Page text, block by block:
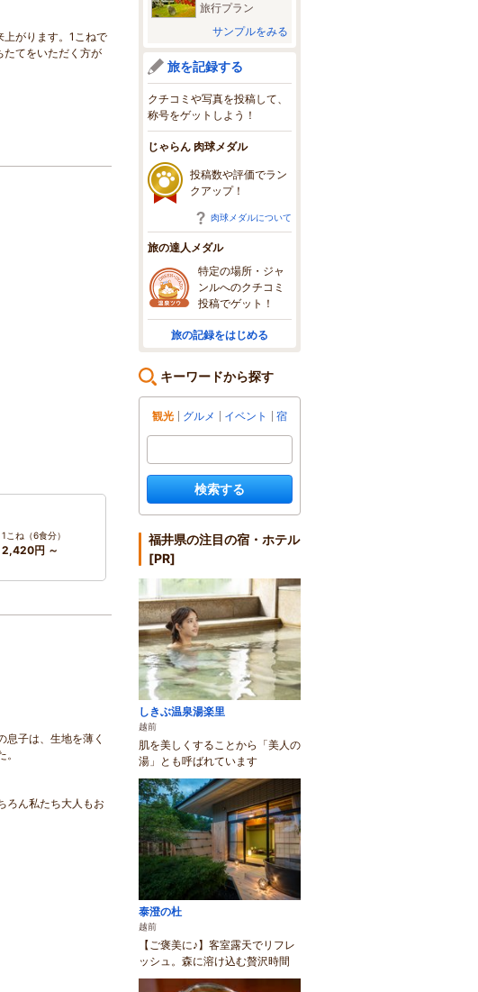
がります。1こねで
たてをいただく方が
1こね（6食分）
2,420円 ～
子は、生地を薄く
ろん私たち大人もお
旅行プラン
サンプルをみる
旅を記録する
クチコミや写真を投稿して、
称号をゲットしよう！
じゃらん 肉球メダル
投稿数や評価でラン
クアップ！
肉球メダルについて
旅の達人メダル
特定の場所・ジャ
ンルへのクチコミ
投稿でゲット！
旅の記録をはじめる
キーワードから探す
観光 グルメ イベント 宿
検索する
福井県の注目の宿・ホテル
[PR]
しきぶ温泉湯楽里
越前
肌を美しくすることから「美人の
湯」とも呼ばれています
泰澄の杜
越前
【ご褒美に♪】客室露天でリフレ
ッシュ。森に溶け込む贅沢時間